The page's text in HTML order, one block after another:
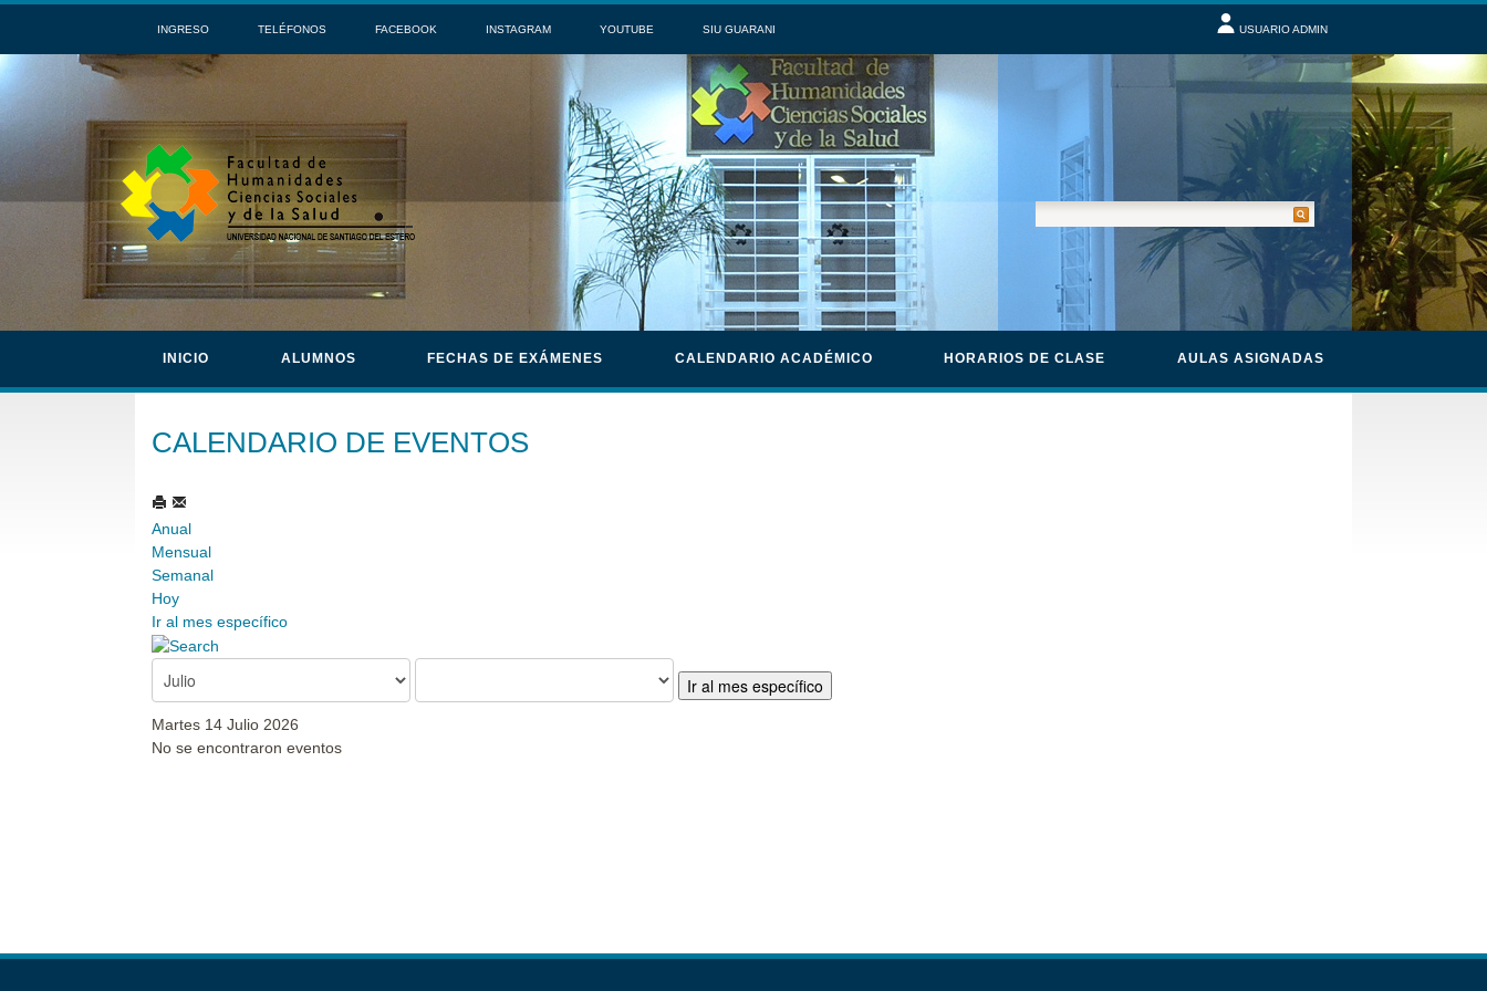
INGRESO TELÉFONOS FACEBOOK INSTAGRAM YOUTUBE SIU GUARANI USUARIO ADMIN
INICIO ALUMNOS FECHAS DE EXÁMENES CALENDARIO ACADÉMICO HORARIOS DE CLASE AULAS ASIGNADAS
CALENDARIO DE EVENTOS
Anual
Mensual
Semanal
Hoy
Ir al mes específico
Ir al mes específico
Martes 14 Julio 2026
No se encontraron eventos